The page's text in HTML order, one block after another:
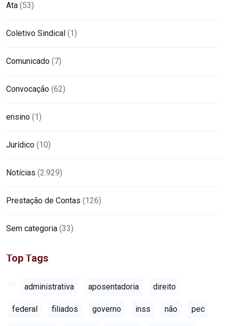
Ata (53)
Coletivo Sindical (1)
Comunicado (7)
Convocação (62)
ensino (1)
Jurídico (10)
Notícias (2.929)
Prestação de Contas (126)
Sem categoria (33)
Top Tags
administrativa aposentadoria direito
federal filiados governo inss não pec